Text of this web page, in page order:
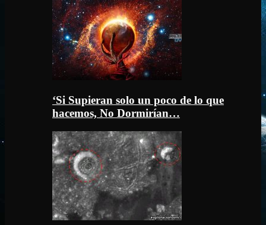
‘Si Supieran solo un poco de lo que
hacemos, No Dormirían…